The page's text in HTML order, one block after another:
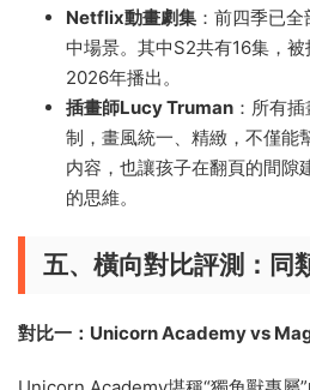
Netflix動畫劇集 ：前四季已
中場景。其中S2共有16集，
2026年播出。
插畫師Lucy Truman ：所有
制，畫風統一、精緻，不僅能
内容，也讓孩子在翻頁的間隙
的思維。
五、橫向對比評測：同
對比一：Unicorn Academy vs